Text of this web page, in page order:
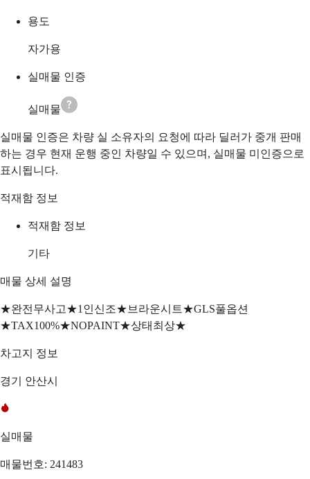
용도
자가용
실매물 인증
실매물
실매물 인증은 차량 실 소유자의 요청에 따라 딜러가 중개 판매
하는 경우 현재 운행 중인 차량일 수 있으며, 실매물 미인증으로
표시됩니다.
적재함 정보
적재함 정보
기타
매물 상세 설명
★완전무사고★1인신조★브라운시트★GLS풀옵션
★TAX100%★NOPAINT★상태최상★
차고지 정보
경기 안산시
실매물
매물번호: 241483